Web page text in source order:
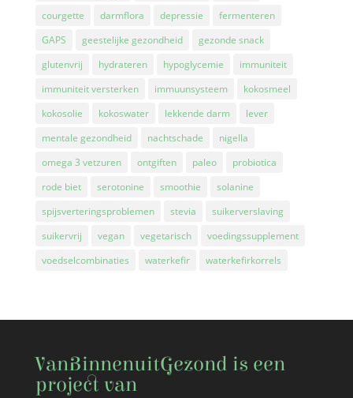
courgette
darmflora depressie
fermenteren
GAPS
geestelijke gezondheid
gezonde snack
glutenvrij
hydrateren hypoglycemie
immuniteit
immuniteit versterken
immuunsysteem
kokosmeel
kokosolie
kokoswater lekkende darm
lever
mentale gezondheid
nachtschade
nigella
omega 3 vetzuren
ontgiften paleo
probiotica
rode biet
serotonine smoothie
solanine
spijsverteringsproblemen
stevia
suikerverslaving
suikervrij
vegan vegetarisch
voedingssupplement
voedselcombinaties
waterkefir waterkefirkorrels
VanBinnenuitGezond is een
project van